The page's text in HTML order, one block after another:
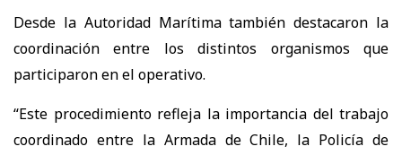
Desde la Autoridad Marítima también destacaron la
coordinación entre los distintos organismos que
participaron en el operativo.
“Este procedimiento refleja la importancia del trabajo
coordinado entre la Armada de Chile, la Policía de